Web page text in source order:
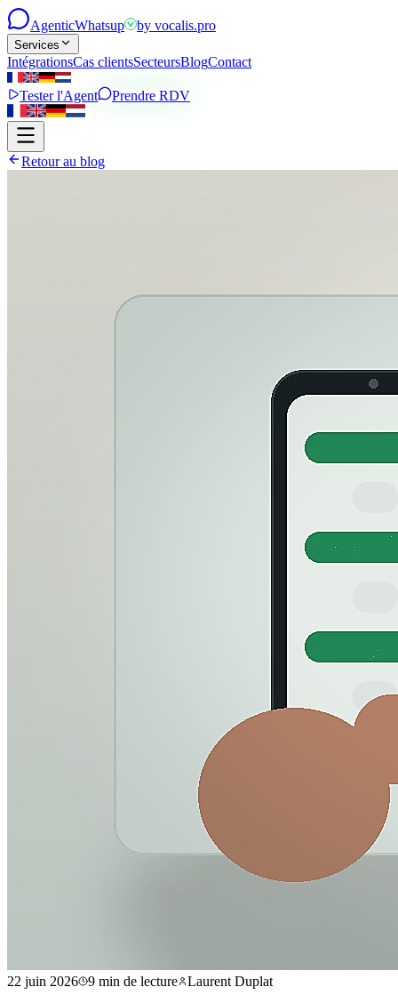
AgenticWhatsup by vocalis.pro
Services
IntégrationsCas clientsSecteursBlogContact
Tester l'Agent Prendre RDV
Retour au blog
22 juin 2026 9 min de lecture Laurent Duplat